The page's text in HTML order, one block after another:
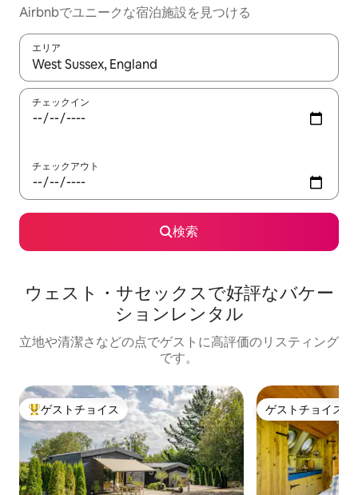
Airbnbでユニークな宿泊施設を見つける
エリア
検索結果が表示されたら、上下の矢印キーを使って移動するか
チェックイン
チェックアウト
検索
ウェスト・サセックスで好評なバケー
ションレンタル
立地や清潔さなどの点でゲストに高評価のリスティング
です。
大好評のゲストチョイスです。
ゲストチョイス ゲストチョイス
ゲストチョイス